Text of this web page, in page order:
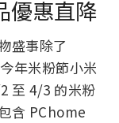
優惠直降
盛事除了
年米粉節小米
至 4/3 的米粉
含 PChome